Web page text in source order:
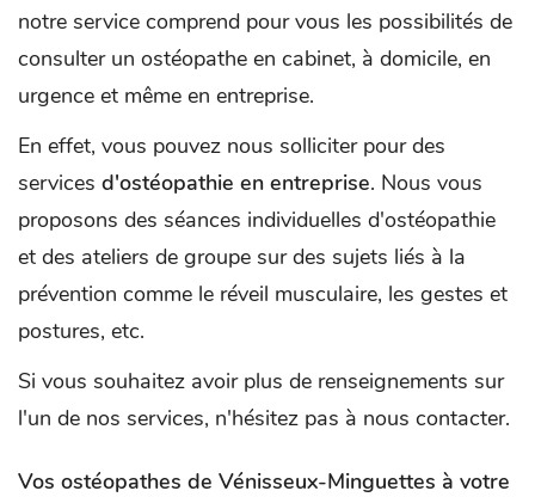
notre service comprend pour vous les possibilités de
consulter un ostéopathe en cabinet, à domicile, en
urgence et même en entreprise.
En effet, vous pouvez nous solliciter pour des
services d'ostéopathie en entreprise. Nous vous
proposons des séances individuelles d'ostéopathie
et des ateliers de groupe sur des sujets liés à la
prévention comme le réveil musculaire, les gestes et
postures, etc.
Si vous souhaitez avoir plus de renseignements sur
l'un de nos services, n'hésitez pas à nous contacter.
Vos ostéopathes de Vénisseux-Minguettes à votre